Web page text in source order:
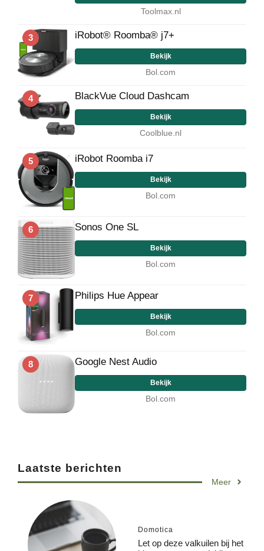
Toolmax.nl
3 iRobot® Roomba® j7+
Bekijk
Bol.com
4 BlackVue Cloud Dashcam
Bekijk
Coolblue.nl
5 iRobot Roomba i7
Bekijk
Bol.com
6 Sonos One SL
Bekijk
Bol.com
7 Philips Hue Appear
Bekijk
Bol.com
8 Google Nest Audio
Bekijk
Bol.com
Laatste berichten
Meer
Domotica
Let op deze valkuilen bij het